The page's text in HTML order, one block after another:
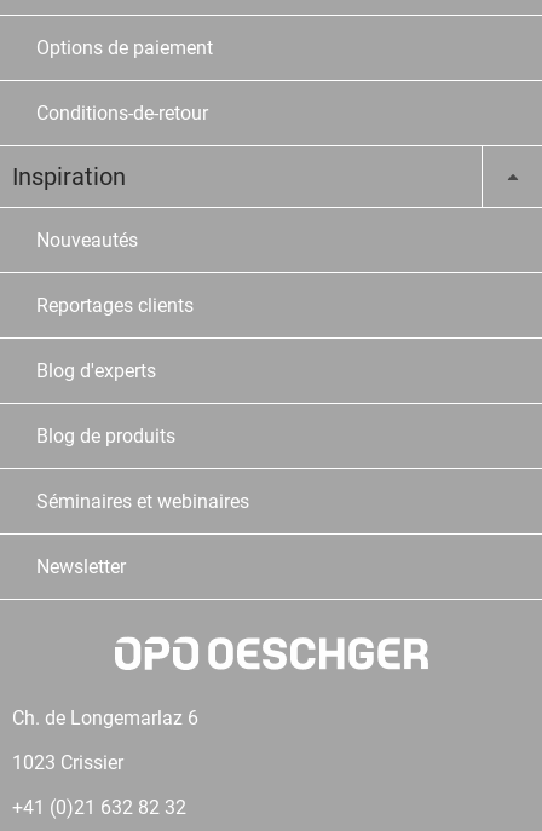
Options de paiement
Conditions-de-retour
Inspiration
Nouveautés
Reportages clients
Blog d'experts
Blog de produits
Séminaires et webinaires
Newsletter
Ch. de Longemarlaz 6
1023 Crissier
+41 (0)21 632 82 32